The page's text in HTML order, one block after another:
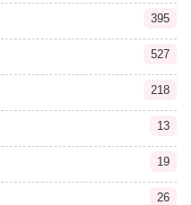
395
527
218
13
19
26